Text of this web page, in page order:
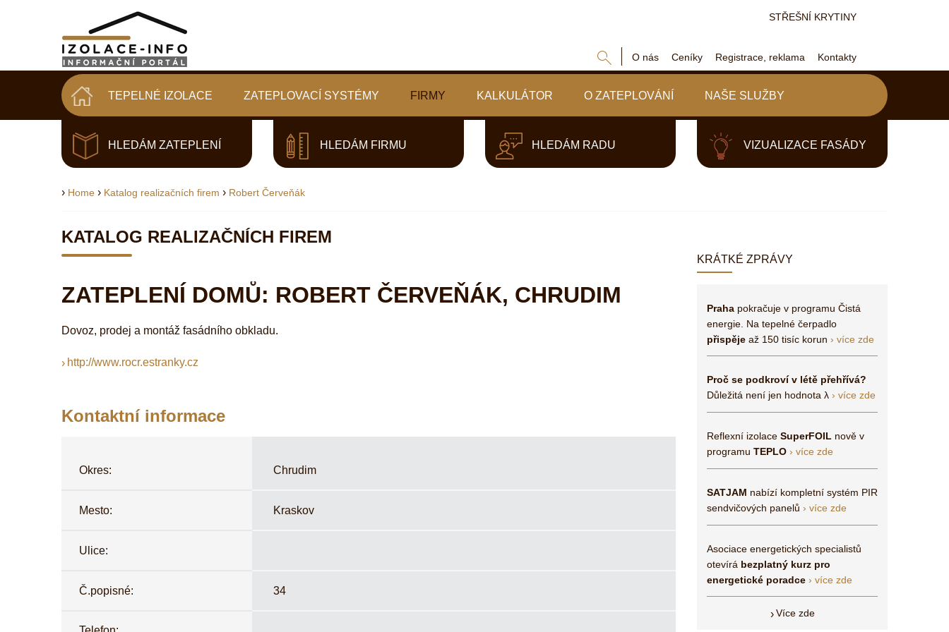
STŘEŠNÍ KRYTINY
O nás Ceníky Registrace, reklama Kontakty
TEPELNÉ IZOLACE ZATEPLOVACÍ SYSTÉMY FIRMY KALKULÁTOR O ZATEPLOVÁNÍ NAŠE SLUŽBY
HLEDÁM ZATEPLENÍ HLEDÁM FIRMU HLEDÁM RADU VIZUALIZACE FASÁDY
› Home › Katalog realizačních firem › Robert Červeňák
KATALOG REALIZAČNÍCH FIREM
ZATEPLENÍ DOMŮ: ROBERT ČERVEŇÁK, CHRUDIM
Dovoz, prodej a montáž fasádního obkladu.
http://www.rocr.estranky.cz
Kontaktní informace
Okres: Chrudim
Mesto: Kraskov
Ulice:
Č.popisné: 34
KRÁTKÉ ZPRÁVY
Praha pokračuje v programu Čistá
energie. Na tepelné čerpadlo
přispěje až 150 tisíc korun › více zde
Proč se podkroví v létě přehřívá?
Důležitá není jen hodnota λ › více zde
Reflexní izolace SuperFOIL nově v
programu TEPLO › více zde
SATJAM nabízí kompletní systém PIR
sendvičových panelů › více zde
Asociace energetických specialistů
otevírá bezplatný kurz pro
energetické poradce › více zde
Více zde